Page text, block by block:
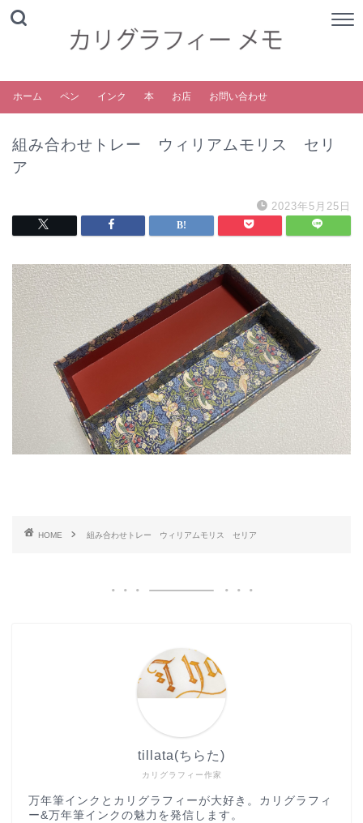
ホーム ペン インク 本 お店 お問い合わせ
組み合わせトレー ウィリアムモリス セリ
ア
2023年5月25日
HOME 組み合わせトレー ウィリアムモリス セリア
カリグラフィー作家
tillata(ちらた)
万年筆インクとカリグラフィーが大好き。カリグラフィ
ー&万年筆インクの魅力を発信します。